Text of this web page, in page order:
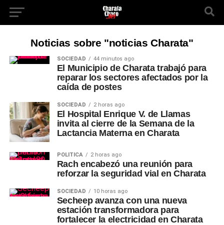
Noticias sobre "noticias Charata"
SOCIEDAD 44 minutos ago
El Municipio de Charata trabajó para
reparar los sectores afectados por la
caída de postes
SOCIEDAD 2 horas ago
El Hospital Enrique V. de Llamas
invita al cierre de la Semana de la
Lactancia Materna en Charata
POLÍTICA 2 horas ago
Rach encabezó una reunión para
reforzar la seguridad vial en Charata
SOCIEDAD 10 horas ago
Secheep avanza con una nueva
estación transformadora para
fortalecer la electricidad en Charata